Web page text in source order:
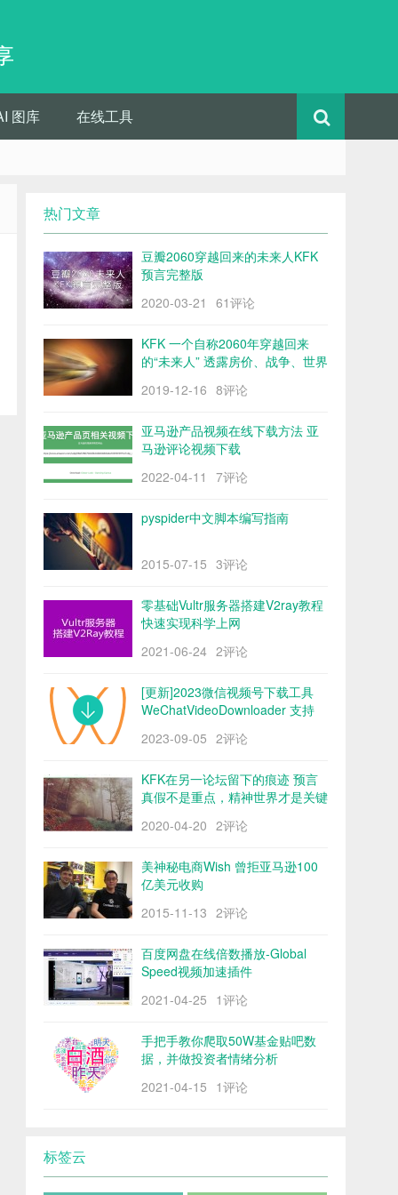
图库 在线工具
热门文章
豆瓣2060穿越回来的未来人KFK
预言完整版
2020-03-21
61评论
KFK 一个自称2060年穿越回来
的“未来人” 透露房价、战争、世界
2019-12-16 8评论
亚马逊产品视频在线下载方法 亚
马逊评论视频下载
2022-04-11
7评论
pyspider中文脚本编写指南
2015-07-15 3评论
零基础Vultr服务器搭建V2ray教程
快速实现科学上网
2021-06-24 2评论
[更新]2023微信视频号下载工具
WeChatVideoDownloader 支持
2023-09-05 2评论
KFK在另一论坛留下的痕迹 预言
真假不是重点，精神世界才是关键
2020-04-20 2评论
美神秘电商Wish 曾拒亚马逊100
亿美元收购
2015-11-13 2评论
百度网盘在线倍数播放-Global
Speed视频加速插件
2021-04-25 1评论
手把手教你爬取50W基金贴吧数
据，并做投资者情绪分析
2021-04-15 1评论
标签云